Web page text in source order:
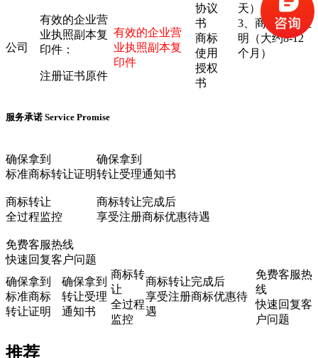
协议
书
商标
使用
授权
书
天）
3、商标转让证
明（大约8-12
个月）
公司
有效的企业营
业执照副本复
印件：
注册证书原件
有效的企业营
业执照副本复
印件
服务承诺 Service Promise
确保拿到
标准商标转让证明
确保拿到
转让受理通知书
商标转让
全过程监控
商标转让完成后
享受注册商标优惠待遇
免费客服热线
快速回复客户问题
确保拿到
标准商标
转让证明
确保拿到
转让受理
通知书
商标转
让
全过程
监控
商标转让完成后
享受注册商标优惠待
遇
免费客服热
线
快速回复客
户问题
推荐